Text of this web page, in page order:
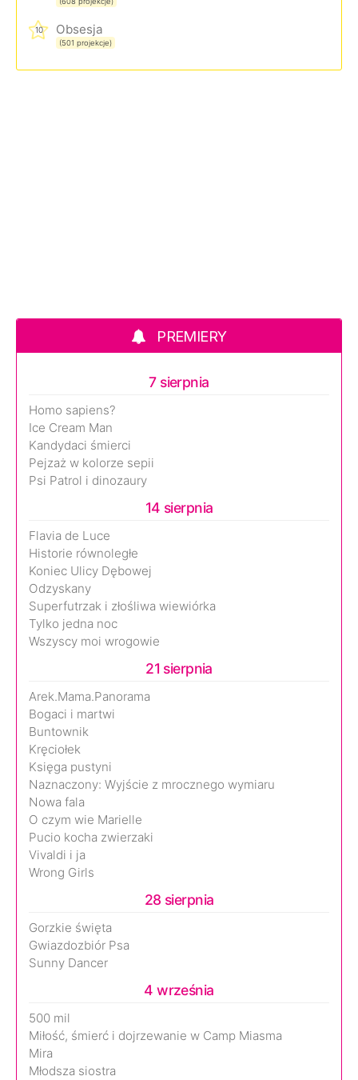
10 Obsesja
(501 projekcje)
PREMIERY
7 sierpnia
Homo sapiens?
Ice Cream Man
Kandydaci śmierci
Pejzaż w kolorze sepii
Psi Patrol i dinozaury
14 sierpnia
Flavia de Luce
Historie równoległe
Koniec Ulicy Dębowej
Odzyskany
Superfutrzak i złośliwa wiewiórka
Tylko jedna noc
Wszyscy moi wrogowie
21 sierpnia
Arek.Mama.Panorama
Bogaci i martwi
Buntownik
Kręciołek
Księga pustyni
Naznaczony: Wyjście z mrocznego wymiaru
Nowa fala
O czym wie Marielle
Pucio kocha zwierzaki
Vivaldi i ja
Wrong Girls
28 sierpnia
Gorzkie święta
Gwiazdozbiór Psa
Sunny Dancer
4 września
500 mil
Miłość, śmierć i dojrzewanie w Camp Miasma
Mira
Młodsza siostra